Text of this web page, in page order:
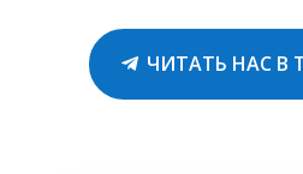
ЧИТАТЬ НАС В